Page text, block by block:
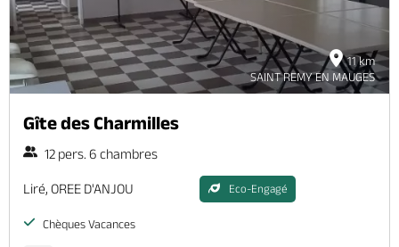
11 km
SAINT REMY EN MAUGES
Gîte des Charmilles
12 pers. 6 chambres
Liré, OREE D'ANJOU Eco-Engagé
Chèques Vacances